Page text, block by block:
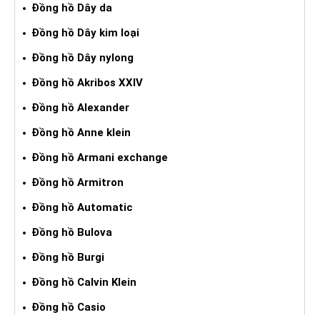
Đồng hồ Dây da
Đồng hồ Dây kim loại
Đồng hồ Dây nylong
Đồng hồ Akribos XXIV
Đồng hồ Alexander
Đồng hồ Anne klein
Đồng hồ Armani exchange
Đồng hồ Armitron
Đồng hồ Automatic
Đồng hồ Bulova
Đồng hồ Burgi
Đồng hồ Calvin Klein
Đồng hồ Casio